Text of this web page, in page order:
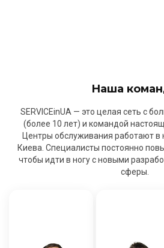
Наша
SERVICEinUA — это целая сеть с
(более 10 лет) и командой
Центры обслуживания работают в
Киева. Специалисты постоянно
чтобы идти в ногу с новыми
сферы.